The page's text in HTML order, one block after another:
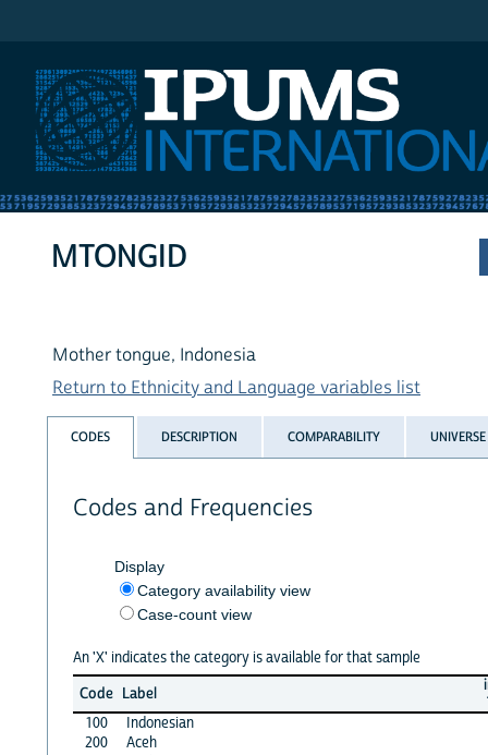
MTONGID
Mother tongue, Indonesia
Return to Ethnicity and Language variables list
CODES DESCRIPTION COMPARABILITY UNIVERSE
Codes and Frequencies
Display
Category availability view
Case-count view
An 'X' indicates the category is available for that sample
Code Label
100
Indonesian
200
Aceh